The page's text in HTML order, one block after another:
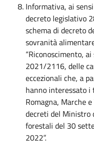
Informativa, ai
decreto legislativo
schema di decreto
sovranità
“Riconoscimento,
2021/2116, delle
eccezionali che, a
hanno interessato
Romagna, Marche
decreti del Ministro
forestali del 30
2022”.